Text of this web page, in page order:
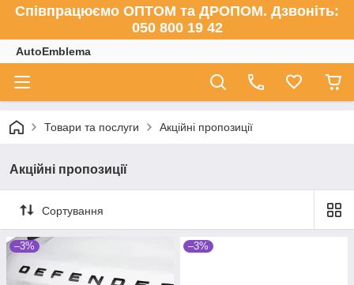
Співпрацюємо ОПТОМ та ДРОПОМ. Дзвоніть:
050 800 19 42
AutoEmblema
Товари та послуги Акційні пропозиції
Акційні пропозиції
Сортування
–3% –3%